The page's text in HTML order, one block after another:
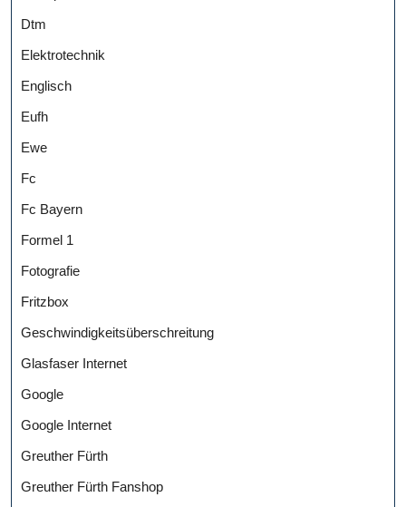
Dtm
Elektrotechnik
Englisch
Eufh
Ewe
Fc
Fc Bayern
Formel 1
Fotografie
Fritzbox
Geschwindigkeitsüberschreitung
Glasfaser Internet
Google
Google Internet
Greuther Fürth
Greuther Fürth Fanshop